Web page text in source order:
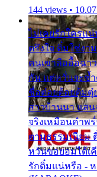
144 views •
ไม่เคยรักใครแ
ตรึงใจ ติ๋มใช่งา
คนเขาลืออื้อฉา
กัน แต่หวั่นจะช้
ชื่อต๋อยต้อยตุ้มตุ๋
สาวบ้านนา แส
จริงเหมือนคำพ
ตามธรรมเนียม
หวั่นขอยอมได้เ
รักติ๋มแน่หรือ -